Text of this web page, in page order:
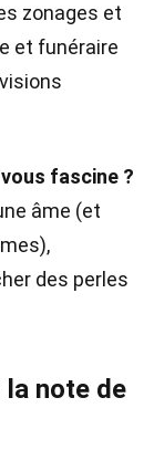
zonages et
et funéraire
fascine ?
âme (et
des perles
note de